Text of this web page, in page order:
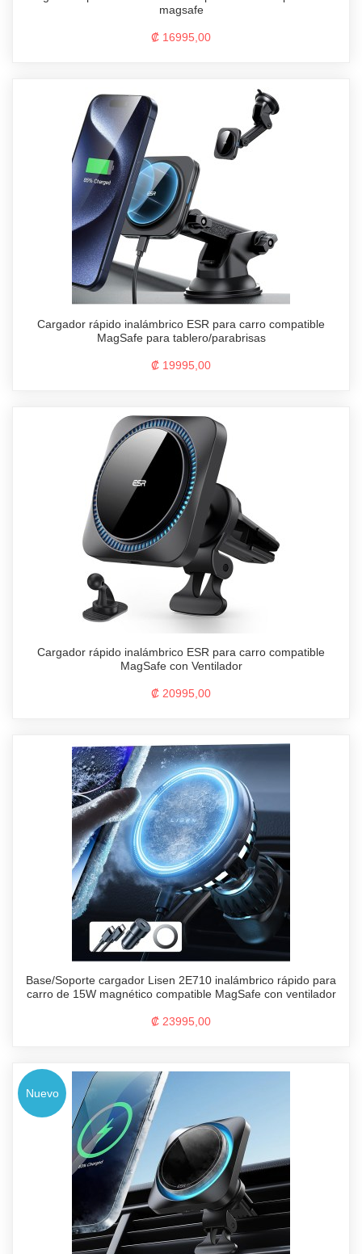
magsafe
₡ 16995,00
Cargador rápido inalámbrico ESR para carro compatible
MagSafe para tablero/parabrisas
₡ 19995,00
Cargador rápido inalámbrico ESR para carro compatible
MagSafe con Ventilador
₡ 20995,00
Base/Soporte cargador Lisen 2E710 inalámbrico rápido para
carro de 15W magnético compatible MagSafe con ventilador
₡ 23995,00
Nuevo